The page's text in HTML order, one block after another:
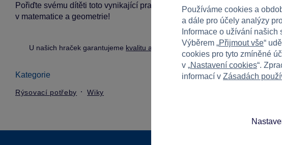
Pořiďte svému dítěti toto vynikající pravítko, které mu pomůže v
v matematice a geometrie!
U našich hraček garantujeme kvalitu a bezpečnost.
Kategorie
Rýsovací potřeby Wiky
Používáme cookies a
a dále pro účely analýzy
Informace o užívání
Výběrem „Přijmout vše“
cookies pro tyto zmíněné
v „Nastavení cookies“.
informací v Zásadách